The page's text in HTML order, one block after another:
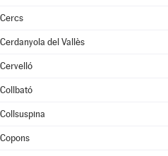
Cercs
Cerdanyola del Vallès
Cervelló
Collbató
Collsuspina
Copons